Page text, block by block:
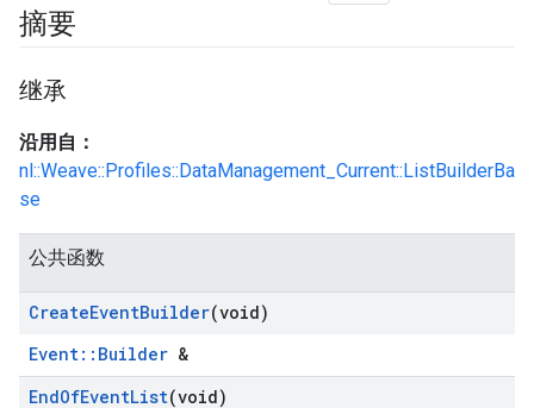
摘要
继承
沿用自：
nl::Weave::Profiles::DataManagement_Current::ListBuilderBa
se
公共函数
CreateEventBuilder(void)
Event::Builder &
EndOfEventList(void)